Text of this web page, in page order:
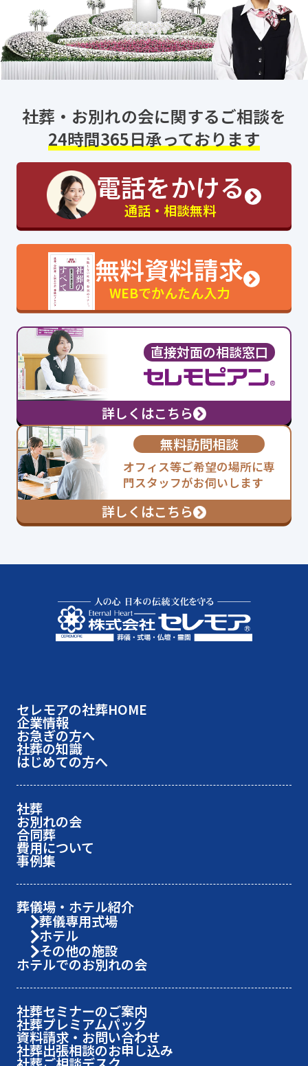
社葬・お別れの会に関するご相談を
24時間365日承っております
通話・相談無料
電話をかける
WEBでかんたん入力
無料資料請求
直接対面の相談窓口
詳しくはこちら
無料訪問相談
オフィス等ご希望の場所に専
門スタッフがお伺いします
詳しくはこちら
セレモアの社葬HOME
企業情報
お急ぎの方へ
社葬の知識
はじめての方へ
社葬
お別れの会
合同葬
費用について
事例集
葬儀場・ホテル紹介
葬儀専用式場
ホテル
その他の施設
ホテルでのお別れの会
社葬セミナーのご案内
社葬プレミアムパック
資料請求・お問い合わせ
社葬出張相談のお申し込み